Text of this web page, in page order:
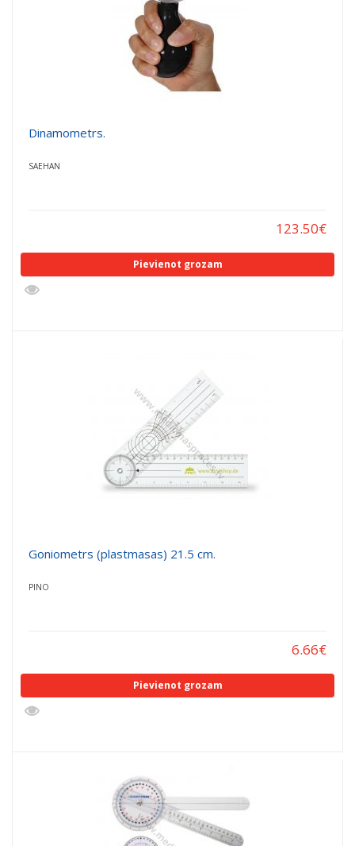
Dinamometrs.
SAEHAN
123.50€
Pievienot grozam
Goniometrs (plastmasas) 21.5 cm.
PINO
6.66€
Pievienot grozam